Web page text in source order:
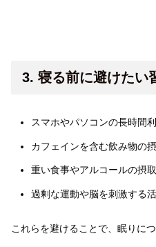
3. 寝る前に避けたい
スマホやパソコンの長時間
カフェインを含む飲み物の
重い食事やアルコールの摂取
過剰な運動や脳を刺激する
これらを避けることで、眠りに